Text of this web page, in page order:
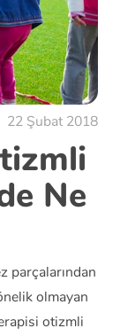
22 Şubat 2018
Ne
parçalarından
olmayan
otizmli